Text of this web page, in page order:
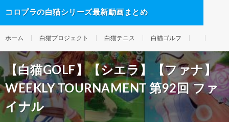
コロプラの白猫シリーズ最新動画まとめ
ホーム 白猫プロジェクト 白猫テニス 白猫ゴルフ
【白猫GOLF】【シエラ】【ファナ】
WEEKLY TOURNAMENT 第92回 ファ
イナル